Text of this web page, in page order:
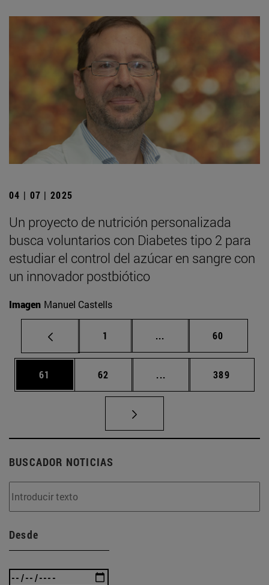
04 | 07 | 2025
Un proyecto de nutrición personalizada
busca voluntarios con Diabetes tipo 2 para
estudiar el control del azúcar en sangre con
un innovador postbiótico
Imagen Manuel Castells
Página
1 ... Páginas intermedias
Página
60
Página
61 Página
62 ... Páginas intermedias
Página
389
BUSCADOR NOTICIAS
Desde